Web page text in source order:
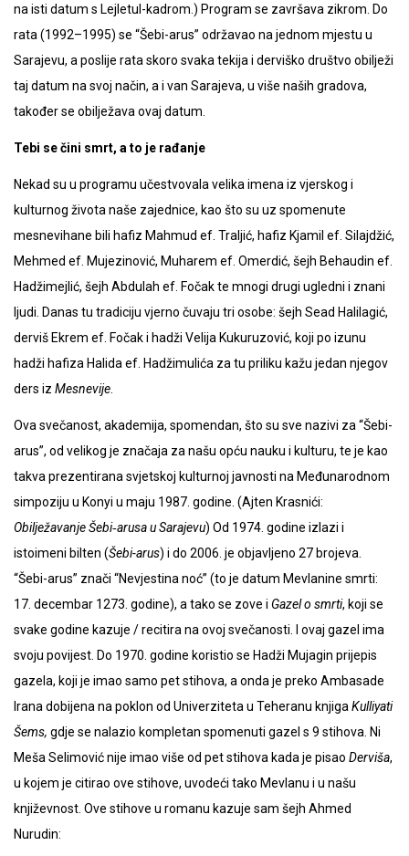
na isti datum s Lejletul-kadrom.) Program se završava zikrom. Do
rata (1992–1995) se “Šebi-arus” održavao na jednom mjestu u
Sarajevu, a poslije rata skoro svaka tekija i derviško društvo obilježi
taj datum na svoj način, a i van Sarajeva, u više naših gradova,
također se obilježava ovaj datum.
Tebi se čini smrt, a to je rađanje
Nekad su u programu učestvovala velika imena iz vjerskog i
kulturnog života naše zajednice, kao što su uz spomenute
mesnevihane bili hafiz Mahmud ef. Traljić, hafiz Kjamil ef. Silajdžić,
Mehmed ef. Mujezinović, Muharem ef. Omerdić, šejh Behaudin ef.
Hadžimejlić, šejh Abdulah ef. Fočak te mnogi drugi ugledni i znani
ljudi. Danas tu tradiciju vjerno čuvaju tri osobe: šejh Sead Halilagić,
derviš Ekrem ef. Fočak i hadži Velija Kukuruzović, koji po izunu
hadži hafiza Halida ef. Hadžimulića za tu priliku kažu jedan njegov
ders iz Mesnevije
Ova svečanost, akademija, spomendan, što su sve nazivi za “Šebi-
arus”, od velikog je značaja za našu opću nauku i kulturu, te je kao
takva prezentirana svjetskoj kulturnoj javnosti na Međunarodnom
simpoziju u Konyi u maju 1987. godine. (Ajten Krasnići:
Obilježavanje Šebi‑arusa u Sarajevu) Od 1974. godine izlazi i
istoimeni bilten (Šebi-arus) i do 2006. je objavljeno 27 brojeva.
“Šebi-arus” znači “Nevjestina noć” (to je datum Mevlanine smrti:
17. decembar 1273. godine), a tako se zove i Gazel o smrti, koji se
svake godine kazuje / recitira na ovoj svečanosti. I ovaj gazel ima
svoju povijest. Do 1970. godine koristio se Hadži Mujagin prijepis
gazela, koji je imao samo pet stihova, a onda je preko Ambasade
Irana dobijena na poklon od Univerziteta u Teheranu knjiga Kulliyati
Šems, gdje se nalazio kompletan spomenuti gazel s 9 stihova. Ni
Meša Selimović nije imao više od pet stihova kada je pisao Derviša,
u kojem je citirao ove stihove, uvodeći tako Mevlanu i u našu
književnost. Ove stihove u romanu kazuje sam šejh Ahmed
Nurudin: